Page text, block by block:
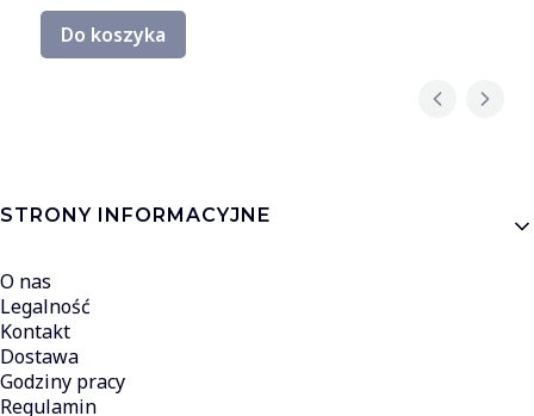
Do koszyka
Linki w stopce
STRONY INFORMACYJNE
O nas
Legalność
Kontakt
Dostawa
Godziny pracy
Regulamin